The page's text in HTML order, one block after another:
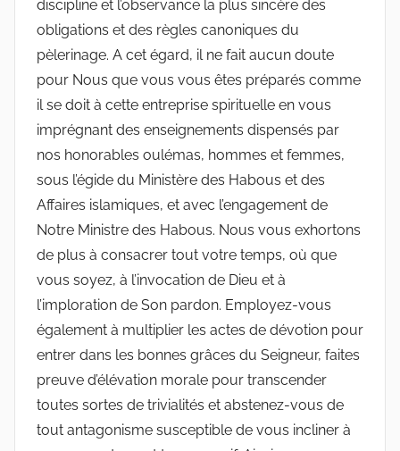
discipline et l’observance la plus sincère des
obligations et des règles canoniques du
pèlerinage. A cet égard, il ne fait aucun doute
pour Nous que vous vous êtes préparés comme
il se doit à cette entreprise spirituelle en vous
imprégnant des enseignements dispensés par
nos honorables oulémas, hommes et femmes,
sous l’égide du Ministère des Habous et des
Affaires islamiques, et avec l’engagement de
Notre Ministre des Habous. Nous vous exhortons
de plus à consacrer tout votre temps, où que
vous soyez, à l’invocation de Dieu et à
l’imploration de Son pardon. Employez-vous
également à multiplier les actes de dévotion pour
entrer dans les bonnes grâces du Seigneur, faites
preuve d’élévation morale pour transcender
toutes sortes de trivialités et abstenez-vous de
tout antagonisme susceptible de vous incliner à